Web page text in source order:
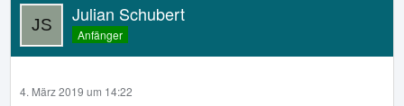
Julian Schubert
Anfänger
4. März 2019 um 14:22